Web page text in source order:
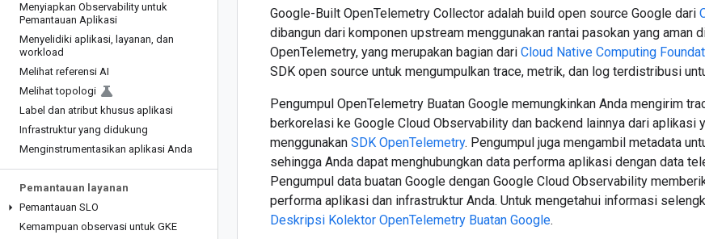
Menyiapkan Observability untuk
Pemantauan Aplikasi
Menyelidiki aplikasi, layanan, dan
workload
Melihat referensi AI
Melihat topologi
Label dan atribut khusus aplikasi
Infrastruktur yang didukung
Menginstrumentasikan aplikasi Anda
Pemantauan layanan
Pemantauan SLO
Kemampuan observasi untuk GKE
Google-Built OpenTelemetry Collector adalah build open source Google dari
dibangun dari komponen upstream menggunakan rantai pasokan yang aman
OpenTelemetry, yang merupakan bagian dari Cloud Native Computing
SDK open source untuk mengumpulkan trace, metrik, dan log terdistribusi
Pengumpul OpenTelemetry Buatan Google memungkinkan Anda mengirim
berkorelasi ke Google Cloud Observability dan backend lainnya dari aplikasi
menggunakan SDK OpenTelemetry. Pengumpul juga mengambil metadata
sehingga Anda dapat menghubungkan data performa aplikasi dengan data
Pengumpul data buatan Google dengan Google Cloud Observability
performa aplikasi dan infrastruktur Anda. Untuk mengetahui informasi
Deskripsi Kolektor OpenTelemetry Buatan Google.